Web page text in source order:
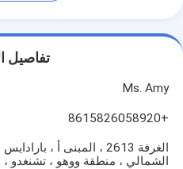
تفاصيل
Ms. Amy
+8615826058920
الغرفة 2613 ، المبنى أ ،
الشمالي ، منطقة ووهو ، تشنغدو